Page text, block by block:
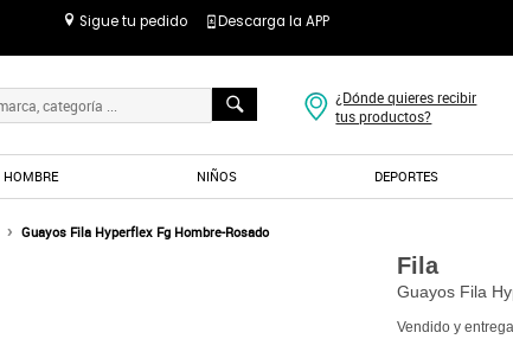
Sigue tu pedido Descarga la APP
¿Dónde quieres recibir
tus productos?
HOMBRE NIÑOS DEPORTES
Guayos Fila Hyperflex Fg Hombre-Rosado
Fila
Guayos Fila
Vendido y